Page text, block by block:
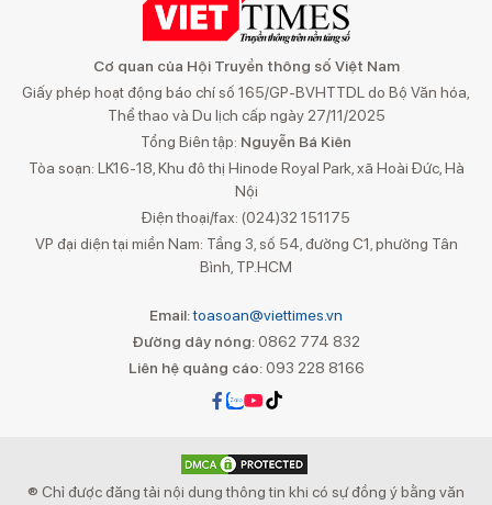
Cơ quan của Hội Truyền thông số Việt Nam
Giấy phép hoạt động báo chí số 165/GP-BVHTTDL do Bộ Văn hóa,
Thể thao và Du lịch cấp ngày 27/11/2025
Tổng Biên tập: Nguyễn Bá Kiên
Tòa soạn: LK16-18, Khu đô thị Hinode Royal Park, xã Hoài Đức, Hà
Nội
Điện thoại/fax: (024)32 151175
VP đại diện tại miền Nam: Tầng 3, số 54, đường C1, phường Tân
Bình, TP.HCM
Email:toasoan@viettimes.vn
Đường dây nóng: 0862 774 832
Liên hệ quảng cáo:093 228 8166
® Chỉ được đăng tải nội dung thông tin khi có sự đồng ý bằng văn